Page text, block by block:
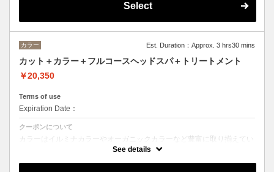
ヘッドスパは２０分のショートヘッドスパ
Select
カラー Est. Duration：Approx. 3 hrs30 mins
カット＋カラー＋フルコースヘッドスパ＋トリートメント
￥20,350
Terms of use
Expiration Date：
クーポンについて
カラーはイルミナカラーやオーガニックカラーなど豊富に取り揃えてい
デザインによってベストな選択をさせて頂きます。
See details